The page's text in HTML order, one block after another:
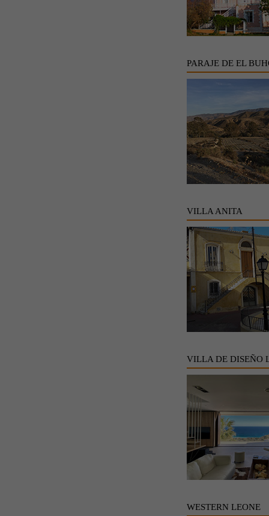
PARAJE DE EL
VILLA ANITA
VILLA DE DISEÑO
WESTERN LEONE